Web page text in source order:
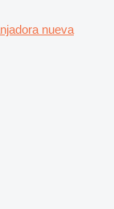
nueva